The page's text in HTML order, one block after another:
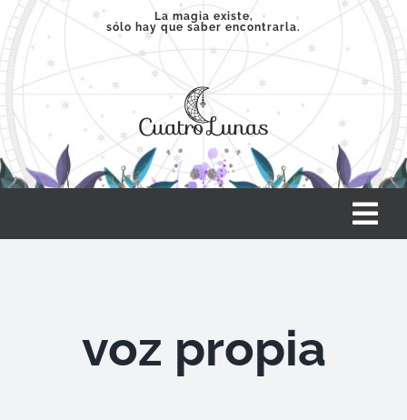
Saltar
contenido
La magia existe,
sólo hay que saber encontrarla.
voz propia